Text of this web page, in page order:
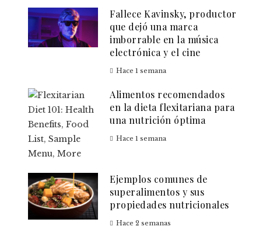
Fallece Kavinsky, productor
que dejó una marca
imborrable en la música
electrónica y el cine
Hace 1 semana
Alimentos recomendados
en la dieta flexitariana para
una nutrición óptima
Hace 1 semana
Ejemplos comunes de
superalimentos y sus
propiedades nutricionales
Hace 2 semanas